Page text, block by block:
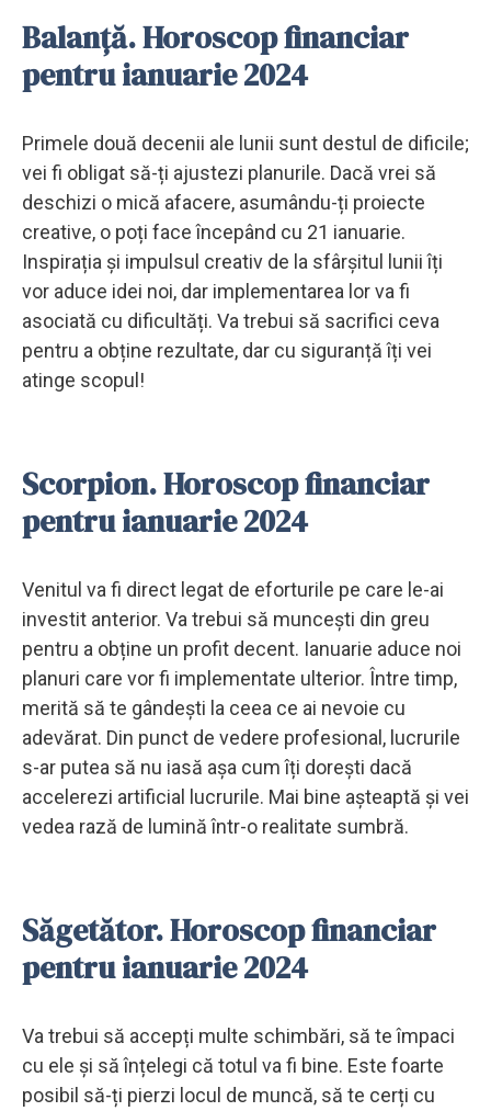
Balanță. Horoscop financiar
pentru ianuarie 2024
Primele două decenii ale lunii sunt destul de dificile;
vei fi obligat să-ți ajustezi planurile. Dacă vrei să
deschizi o mică afacere, asumându-ți proiecte
creative, o poți face începând cu 21 ianuarie.
Inspirația și impulsul creativ de la sfârșitul lunii îți
vor aduce idei noi, dar implementarea lor va fi
asociată cu dificultăți. Va trebui să sacrifici ceva
pentru a obține rezultate, dar cu siguranță îți vei
atinge scopul!
Scorpion. Horoscop financiar
pentru ianuarie 2024
Venitul va fi direct legat de eforturile pe care le-ai
investit anterior. Va trebui să muncești din greu
pentru a obține un profit decent. Ianuarie aduce noi
planuri care vor fi implementate ulterior. Între timp,
merită să te gândești la ceea ce ai nevoie cu
adevărat. Din punct de vedere profesional, lucrurile
s-ar putea să nu iasă așa cum îți dorești dacă
accelerezi artificial lucrurile. Mai bine așteaptă și vei
vedea rază de lumină într-o realitate sumbră.
Săgetător. Horoscop financiar
pentru ianuarie 2024
Va trebui să accepți multe schimbări, să te împaci
cu ele și să înțelegi că totul va fi bine. Este foarte
posibil să-ți pierzi locul de muncă, să te cerți cu